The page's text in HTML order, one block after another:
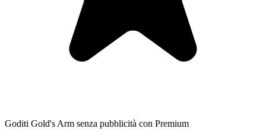
Goditi Gold's Arm senza pubblicità con Premium